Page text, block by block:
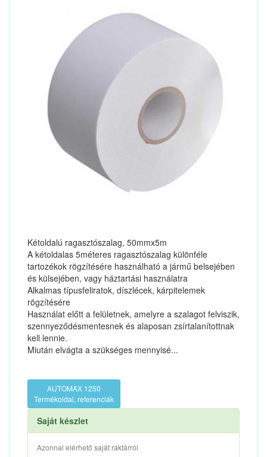
Kétoldalú ragasztószalag, 50mmx5m
A kétoldalas 5méteres ragasztószalag különféle
tartozékok rögzítésére használható a jármű belsejében
és külsejében, vagy háztartási használatra
Alkalmas típusfeliratok, díszlécek, kárpitelemek
rögzítésére
Használat előtt a felületnek, amelyre a szalagot felviszik,
szennyeződésmentesnek és alaposan zsírtalanítottnak
kell lennie.
Miután elvágta a szükséges mennyisé...
AUTOMAX 1250
Termékoldal, referenciák
Saját készlet
Azonnal elérhető saját raktárról